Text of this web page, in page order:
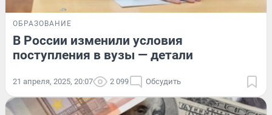
ОБРАЗОВАНИЕ
В России изменили условия
поступления в вузы — детали
21 апреля, 2025, 20:07 2 099 Обсудить